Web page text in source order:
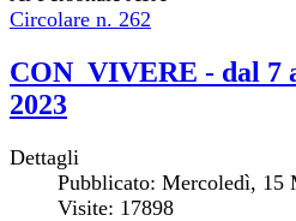
Circolare n. 262
CON_VIVERE - dal 7
2023
Dettagli
Pubblicato: Mercoledì, 15
Visite: 17898